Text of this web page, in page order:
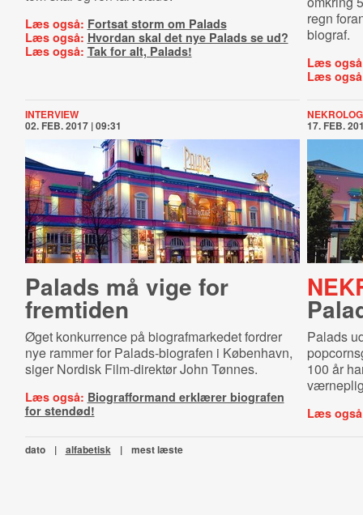
Læs også: Fortsat storm om Palads
Læs også: Hvordan skal det nye Palads se ud?
Læs også: Tak for alt, Palads!
regn
biograf.
Læs
Læs
INTERVIEW
02. FEB. 2017 | 09:31
Palads må vige for
fremtiden
Øget konkurrence på biografmarkedet fordrer
nye rammer for Palads-biografen i København,
siger Nordisk Film-direktør John Tønnes.
Læs også: Biografformand erklærer biografen
for stendød!
NEKROLOG
17. FEB.
Palads
100 år
Læs
dato | alfabetisk | mest læste